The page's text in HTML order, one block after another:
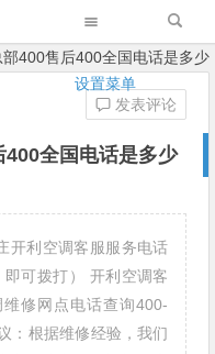
设置菜单
400售后400全国电话是多少
全国电话是多少
发表评论
开利空调客服服务电话
可拨打） 开利空调客
修网点电话查询400-
：根据维修经验，我们